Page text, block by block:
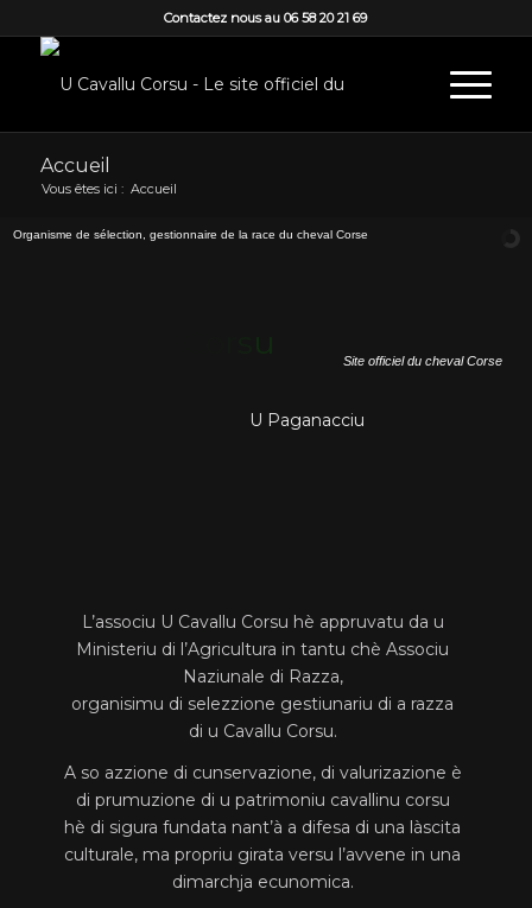
Contactez nous au 06 58 20 21 69
Accueil
Vous êtes ici : Accueil
Organisme de sélection gestionnaire de la race du cheval Corse
Site officiel du cheval Corse
U Paganacciu
L’associu U Cavallu Corsu hè appruvatu da u
Ministeriu di l’Agricultura in tantu chè Associu
Naziunale di Razza,
organisimu di selezzione gestiunariu di a razza
di u Cavallu Corsu.
A so azzione di cunservazione, di valurizazione è
di prumuzione di u patrimoniu cavallinu corsu
hè di sigura fundata nant’à a difesa di una làscita
culturale, ma propriu girata versu l’avvene in una
dimarchja ecunomica.